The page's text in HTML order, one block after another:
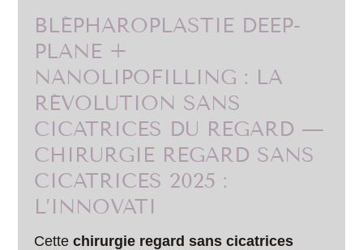
BLÉPHAROPLASTIE DEEP-
PLANE +
NANOLIPOFILLING : LA
RÉVOLUTION SANS
CICATRICES DU REGARD —
CHIRURGIE REGARD SANS
CICATRICES 2025 :
L’INNOVATI
Cettechirurgie regard sans cicatrices